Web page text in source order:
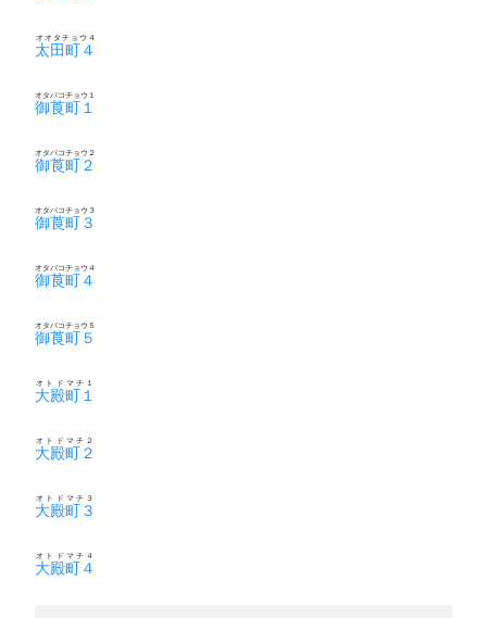
太田町４
オオタチョウ４
御莨町１
オタバコチョウ１
御莨町２
オタバコチョウ２
御莨町３
オタバコチョウ３
御莨町４
オタバコチョウ４
御莨町５
オタバコチョウ５
大殿町１
オトドマチ１
大殿町２
オトドマチ２
大殿町３
オトドマチ３
大殿町４
オトドマチ４